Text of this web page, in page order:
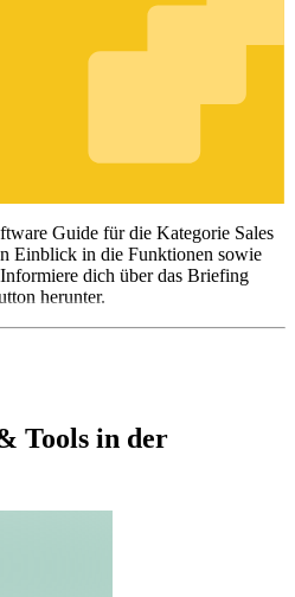
Guide für die Kategorie Sales
Einblick in die Funktionen sowie
dich über das Briefing
herunter.
Tools in der